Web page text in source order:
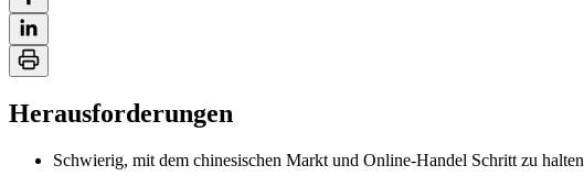
Herausforderungen
Schwierig, mit dem chinesischen Markt und Online-Handel Schritt zu halten